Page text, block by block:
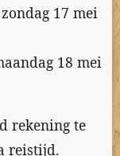
17 mei
18 mei
rekening te
reistijd.